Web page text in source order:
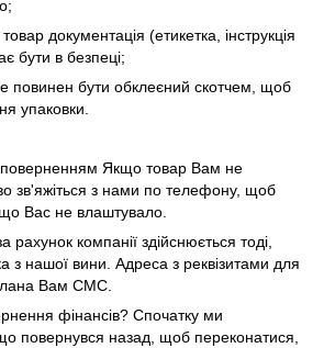
документація (етикетка, інструкція
бути в безпеці;
повинен бути обклеєний скотчем, щоб
упаковки.
поверненням Якщо товар Вам не
зв'яжіться з нами по телефону, щоб
Вас не влаштувало.
компанії здійснюється тоді,
з нашої вини. Адреса з реквізитами для
Вам СМС.
фінансів? Спочатку ми
повернувся назад, щоб переконатися,